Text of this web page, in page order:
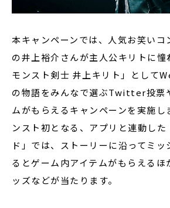
本キャンペーンでは、人気お笑いコ
の井上裕介さんが主人公キリトに憧
モンスト剣士 井上キリト」として
の物語をみんなで選ぶTwitter投票
ムがもらえるキャンペーンを実施し
ンスト初となる、アプリと連動した
ド」では、ストーリーに沿ってミ
るとゲーム内アイテムがもらえるほ
ッズなどが当たります。